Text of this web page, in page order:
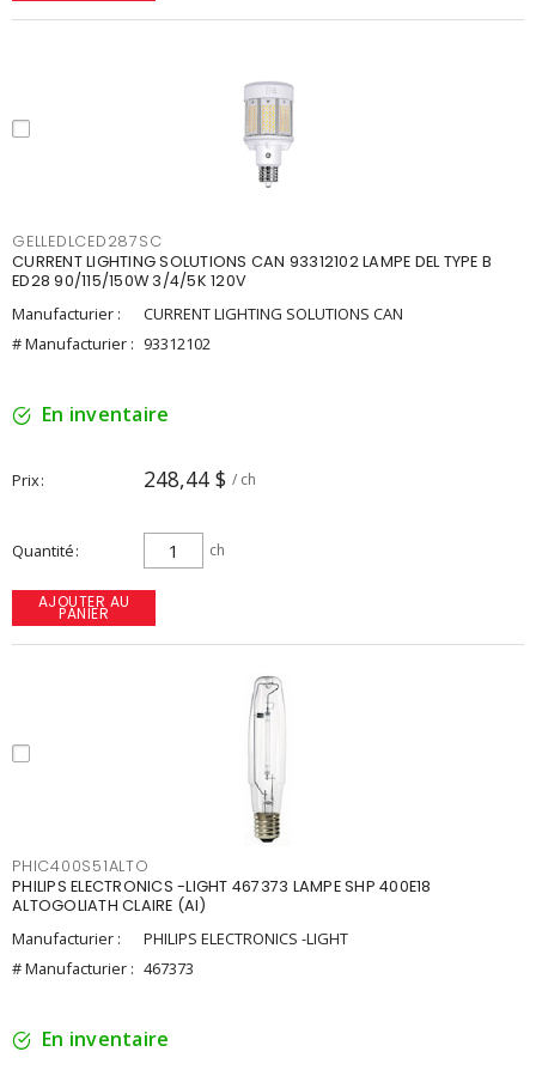
GELLEDLCED287SC
CURRENT LIGHTING SOLUTIONS CAN 93312102 LAMPE DEL TYPE B
ED28 90/115/150W 3/4/5K 120V
Manufacturier :
CURRENT LIGHTING SOLUTIONS CAN
# Manufacturier : 93312102
En inventaire
Prix 248,44 $ / ch
Quantité ch
AJOUTER AU
PANIER
PHIC400S51ALTO
PHILIPS ELECTRONICS -LIGHT 467373 LAMPE SHP 400E18
ALTOGOLIATH CLAIRE (AI)
Manufacturier :
PHILIPS ELECTRONICS -LIGHT
# Manufacturier : 467373
En inventaire